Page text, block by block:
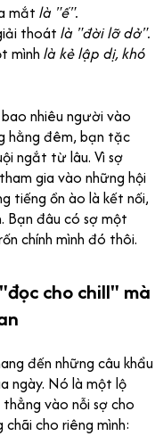
mắt là "ế".
thoát là "đời lỡ dở".
mình là kẻ lập dị, khó
nhiêu người vào
hằng đêm, bạn tặc
ngắt từ lâu. Vì sợ
gia vào những hội
tiếng ồn ào là kết nối,
Bạn đâu có sợ một
chính mình đó thôi.
cho chill" mà
đến những câu khẩu
ngày. Nó là một lộ
vào nỗi sợ cho
cho riêng mình: